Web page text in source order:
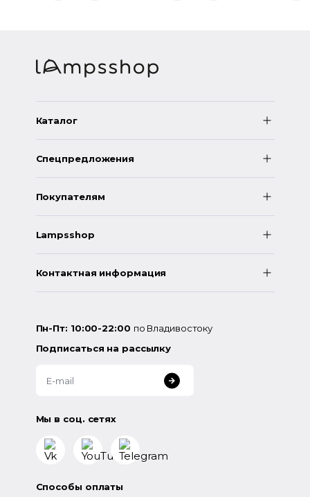
Каталог
Спецпредложения
Покупателям
Lampsshop
Контактная информация
Пн-Пт: 10:00-22:00 по Владивостоку
Подписаться на рассылку
Мы в соц. сетях
Способы оплаты